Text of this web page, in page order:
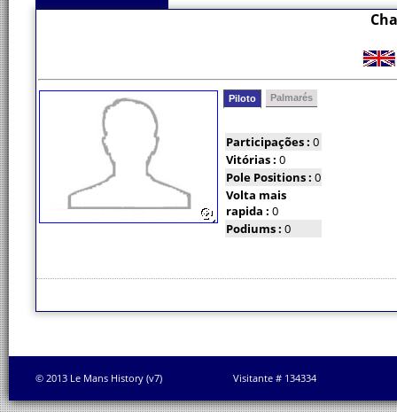
Piloto Palmarés
Participações : 0
Vitórias : 0
Pole Positions : 0
Volta mais
rapida : 0
Podiums : 0
© 2013 Le Mans History (v7) Visitante # 134334